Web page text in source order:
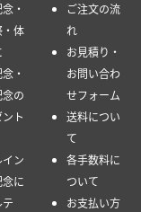
・
・体
・
の
ト
ン
に
テ
ご注文の流
れ
お見積り・
お問い合わ
せフォーム
送料につい
て
各手数料に
ついて
お支払い方